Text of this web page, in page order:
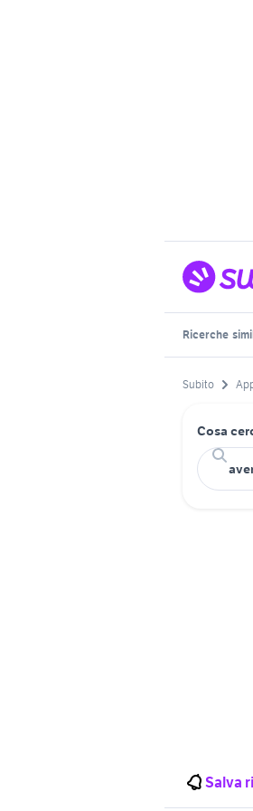
Ricerche
Subito
Cosa
Salva